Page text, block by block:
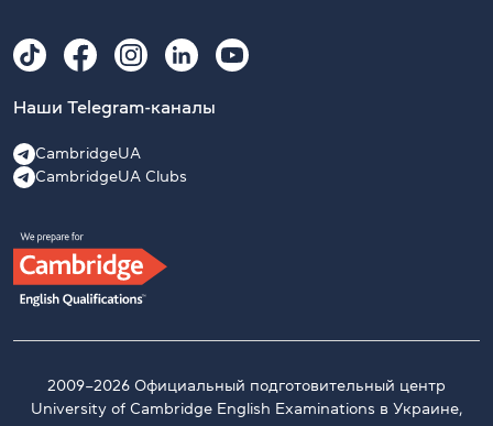
Наши Telegram-каналы
CambridgeUA
CambridgeUA Clubs
2009–2026 Официальный подготовительный центр
University of Cambridge English Examinations в Украине,